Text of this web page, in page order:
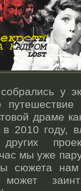
у
драме
2010 году,
мы уже
сюжета